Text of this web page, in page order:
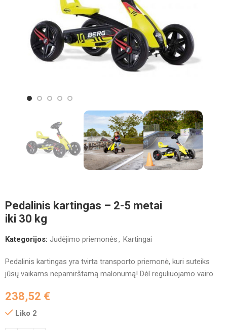
Pedalinis kartingas – 2-5 metai
iki 30 kg
Kategorijos: Judėjimo priemonės, Kartingai
Pedalinis kartingas yra tvirta transporto priemonė, kuri suteiks
jūsų vaikams nepamirštamą malonumą! Dėl reguliuojamo vairo.
238,52 €
Liko 2